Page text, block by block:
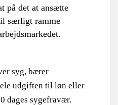
på det at ansætte
særligt ramme
syg, bærer
udgiften til løn eller
dages sygefravær.